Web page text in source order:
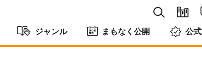
ジャンル まもなく公開 公式